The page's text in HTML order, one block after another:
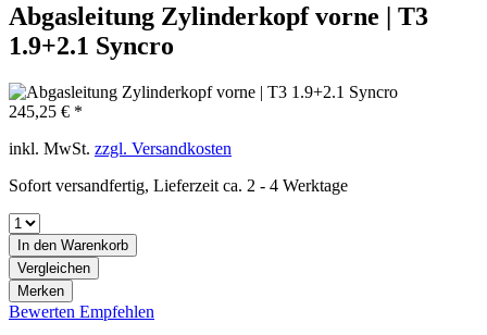
Abgasleitung Zylinderkopf vorne | T3
1.9+2.1 Syncro
245,25 € *
inkl. MwSt. zzgl. Versandkosten
Sofort versandfertig, Lieferzeit ca. 2 - 4 Werktage
In den Warenkorb
Vergleichen
Merken
Bewerten Empfehlen